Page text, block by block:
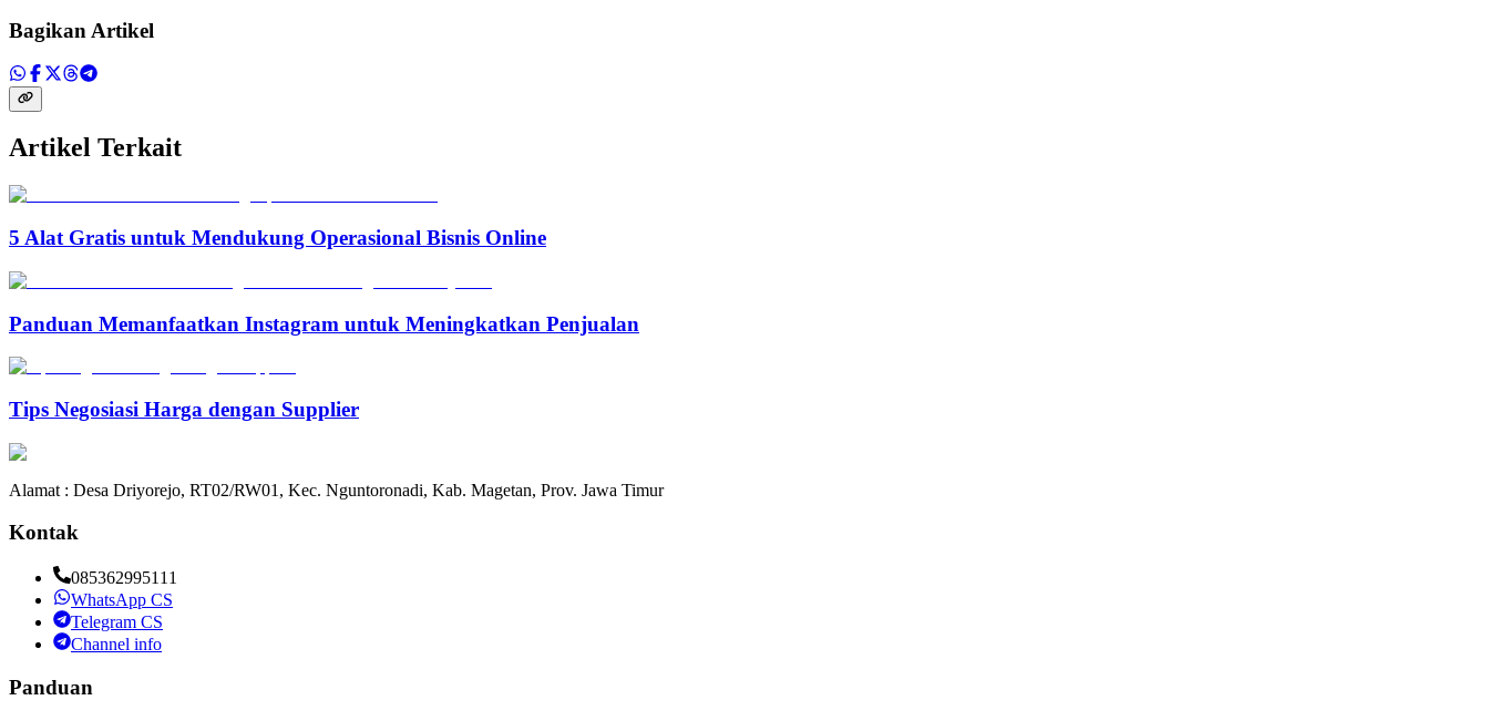
Bagikan Artikel
Artikel Terkait
5 Alat Gratis untuk Mendukung Operasional Bisnis Online
Panduan Memanfaatkan Instagram untuk Meningkatkan Penjualan
Tips Negosiasi Harga dengan Supplier
Alamat : Desa Driyorejo, RT02/RW01, Kec. Nguntoronadi, Kab. Magetan, Prov. Jawa Timur
Kontak
085362995111
WhatsApp CS
Telegram CS
Channel info
Panduan